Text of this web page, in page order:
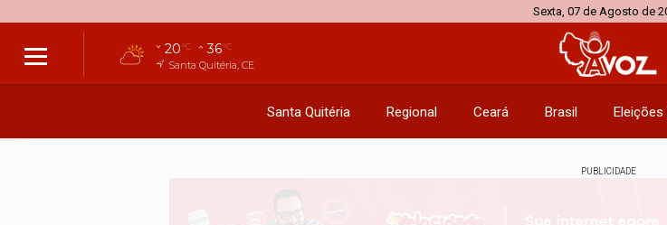
Sexta, 07 de Agosto de
20°C 36°C
Santa Quitéria, CE
Santa Quitéria Regional Ceará Brasil Eleições
PUBLICIDADE